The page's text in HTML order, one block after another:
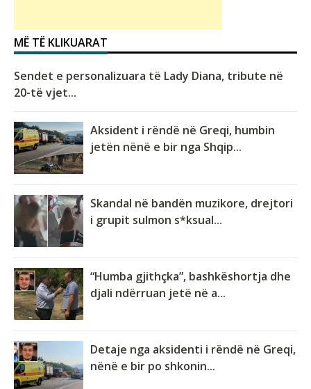
MË TË KLIKUARAT
Sendet e personalizuara të Lady Diana, tribute në
20-të vjet...
Aksident i rëndë në Greqi, humbin
jetën nënë e bir nga Shqip...
Skandal në bandën muzikore, drejtori
i grupit sulmon s*ksual...
“Humba gjithçka”, bashkëshortja dhe
djali ndërruan jetë në a...
Detaje nga aksidenti i rëndë në Greqi,
nënë e bir po shkonin...